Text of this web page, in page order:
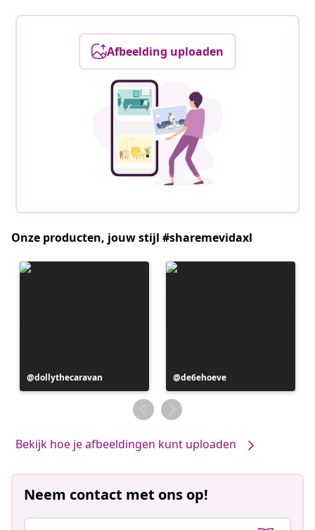
Afbeelding uploaden
Onze producten, jouw stijl #sharemevidaxl
Bericht
gepubliceerd
dollythecaravan
Bericht
gepubliceerd
door
de6ehoeve
Bekijk hoe je afbeeldingen kunt uploaden
Neem contact met ons op!